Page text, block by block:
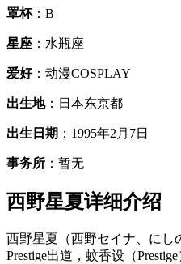
罩杯：B
星座 ：水瓶座
爱好：动漫COSPLAY
出生地：日本东京都
出生日期 ：1995年2月7日
事务所 ：暂无
西野星夏详细介绍
西野星夏（西野セイナ、にし
Prestige出道，蚊香设（